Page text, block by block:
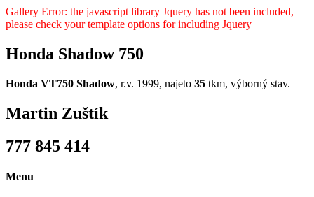
Gallery Error: the javascript library Jquery has not been included,
please check your template options for including Jquery
Honda Shadow 750
Honda VT750 Shadow, r.v. 1999, najeto 35 tkm, výborný stav.
Martin Zuštík
777 845 414
Menu